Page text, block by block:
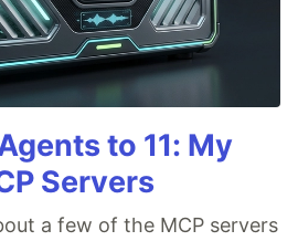
to 11: My
Servers
a few of the MCP servers